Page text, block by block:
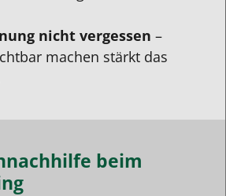
nicht vergessen –
machen stärkt das
beim